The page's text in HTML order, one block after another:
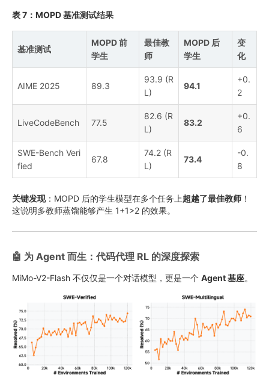
表 7：MOPD 基准测试结果
基准测试
MOPD 前
学生
最佳教
师
MOPD 后
学生
变
化
AIME 2025 89.3
93.9 (R
L)
94.1
+0.
2
LiveCodeBench 77.5
82.6 (R
L)
83.2
+0.
6
SWE-Bench Veri
fied
67.8
74.2 (R
L)
73.4
-0.
8
关键发现：MOPD 后的学生模型在多个任务上超越了最佳教师 ！
这说明多教师蒸馏能够产生 1+1>2 的效果。
🤖 为 Agent 而生：代码代理 RL 的深度探索
MiMo-V2-Flash 不仅仅是一个对话模型，更是一个 Agent 基座。